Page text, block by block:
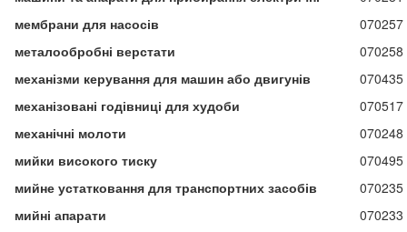
мембрани для насосів
070257
металообробні верстати
070258
механізми керування для машин або двигунів
070435
механізовані годівниці для худоби
070517
механічні молоти
070248
мийки високого тиску
070495
мийне устатковання для транспортних засобів
070235
мийні апарати
070233